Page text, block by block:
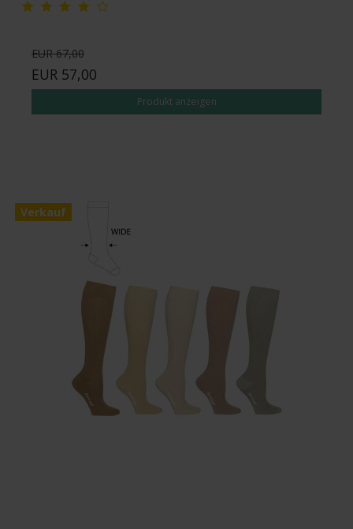
EUR 67,00
EUR 57,00
Produkt anzeigen
Verkauf